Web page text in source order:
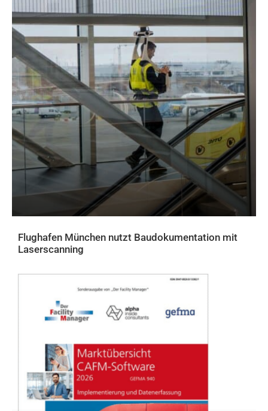
Flughafen München nutzt Baudokumentation mit
Laserscanning